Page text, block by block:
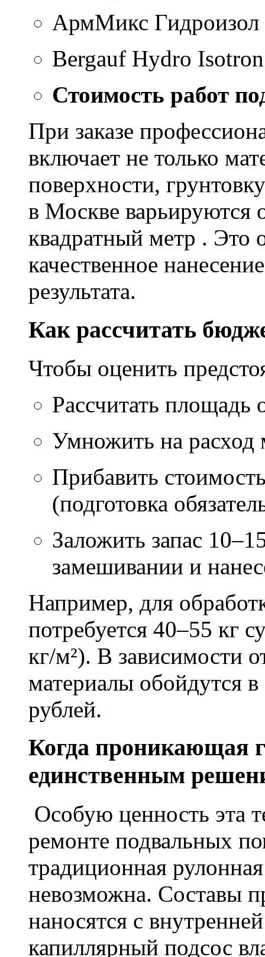
АрмМикс
Bergauf Hydro
Стоимость работ
При заказе
включает не только
поверхности,
в Москве варьируются
квадратный метр . Это
качественное
результата.
Как рассчитать
Чтобы оценить
Рассчитать площадь
Умножить на расход
Прибавить
(подготовка
Заложить запас
замешивании и
Например, для
потребуется 40–55 кг
кг/м²). В зависимости
материалы обойдутся
рублей.
Когда проникающая
единственным
Особую ценность эта
ремонте подвальных
традиционная
невозможна. Составы
наносятся с
капиллярный подсос